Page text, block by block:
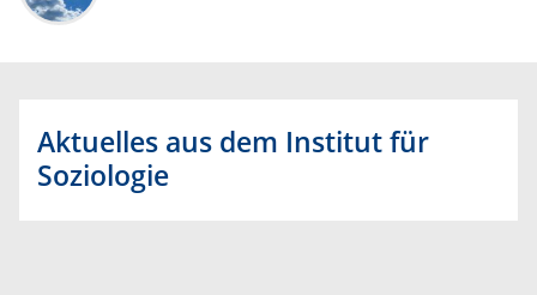
Aktuelles aus dem Institut für
Soziologie